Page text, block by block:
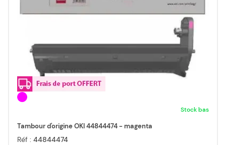
Stock bas
Tambour d'origine OKI 44844474 - magenta
Réf : 44844474